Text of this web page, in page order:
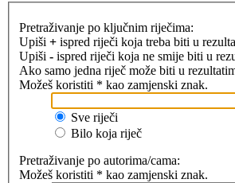
Pretraživanje po ključnim riječima:
Upiši + ispred riječi koja treba biti u
Upiši - ispred riječi koja ne smije biti u
Ako samo jedna riječ može biti u
Možeš koristiti * kao zamjenski znak.
Sve riječi
Bilo koja riječ
Pretraživanje po autorima/cama:
Možeš koristiti * kao zamjenski znak.